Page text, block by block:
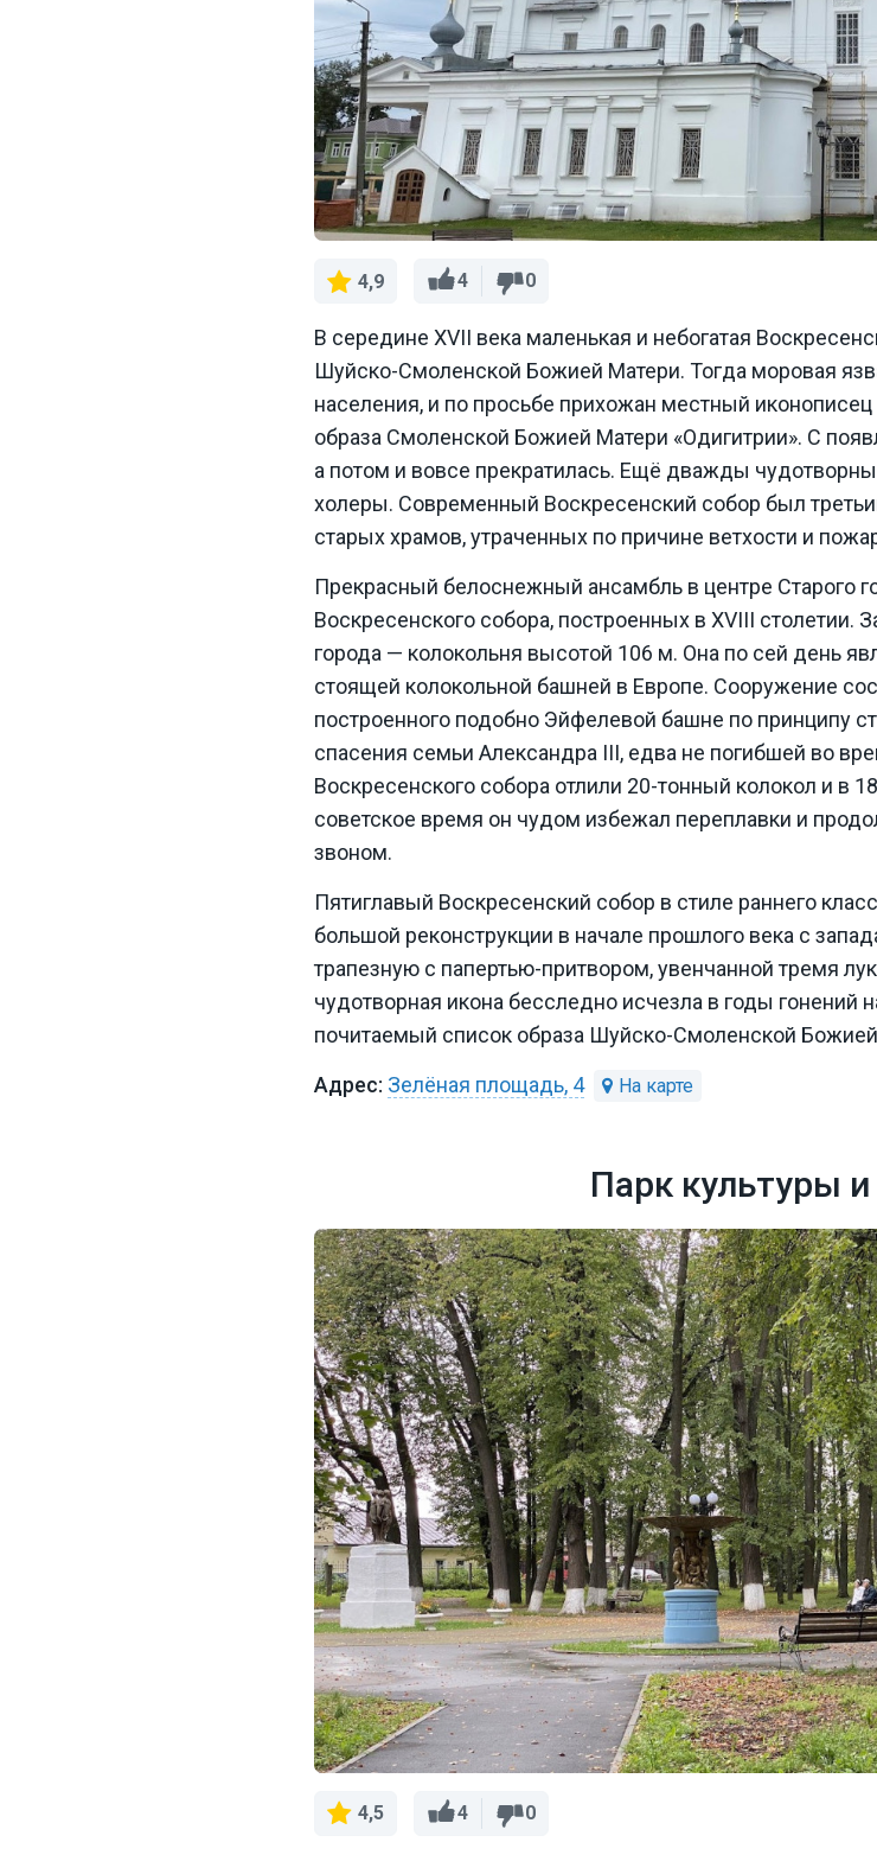
4,9 4 0
В середине XVII века маленькая и небогатая
Шуйско-Смоленской Божией Матери. Тогда моровая
населения, и по просьбе прихожан местный
образа Смоленской Божией Матери «Одигитрии». С
а потом и вовсе прекратилась. Ещё дважды
холеры. Современный Воскресенский собор был
старых храмов, утраченных по причине ветхости и
Прекрасный белоснежный ансамбль в центре Старого
Воскресенского собора, построенных в XVIII столетии.
города — колокольня высотой 106 м. Она по сей день
стоящей колокольной башней в Европе. Сооружение
построенного подобно Эйфелевой башне по принципу
спасения семьи Александра III, едва не погибшей во
Воскресенского собора отлили 20-тонный колокол и в
советское время он чудом избежал переплавки и
звоном.
Пятиглавый Воскресенский собор в стиле раннего
большой реконструкции в начале прошлого века с
трапезную с папертью-притвором, увенчанной тремя
чудотворная икона бесследно исчезла в годы гонений
почитаемый список образа Шуйско-Смоленской
Зелёная площадь, 4
Парк культуры
4,5 4 0